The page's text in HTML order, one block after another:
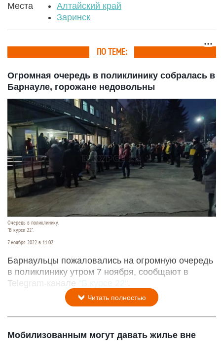
Места
Алтайский край
Заринск
ПО ТЕМЕ:
Огромная очередь в поликлинику собралась в
Барнауле, горожане недовольны
Очередь в поликлинику.
"В курсе 22".
7 ноября 2022 в 11:02
Барнаульцы пожаловались на огромную очередь
в поликлинику утром 7 ноября, сообщают в
Telegram-канале "В курсе 22"
Читать полностью
Мобилизованным могут давать жилье вне